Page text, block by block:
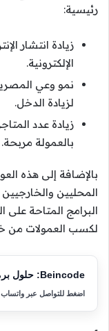
رئيسية:
زيادة انتشار
الإلكترونية.
نمو وعي
لزيادة الدخل.
زيادة عدد
بالعمولة مربحة.
بالإضافة إلى هذه
المحليين
البرامج المتاحة
لكسب العمولات من
Beincode: حلول برمجية مخصصة لمشروعك
اضغط للتواصل عبر واتساب